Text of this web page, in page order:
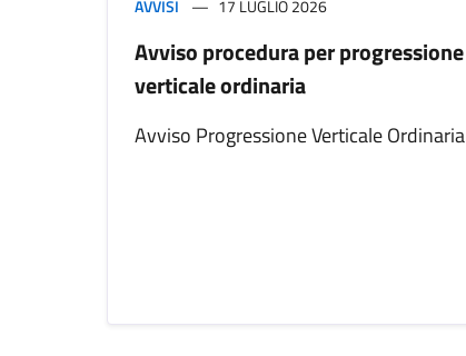
AVVISI 17 LUGLIO 2026
Avviso procedura per progressione
verticale ordinaria
Avviso Progressione Verticale Ordinaria